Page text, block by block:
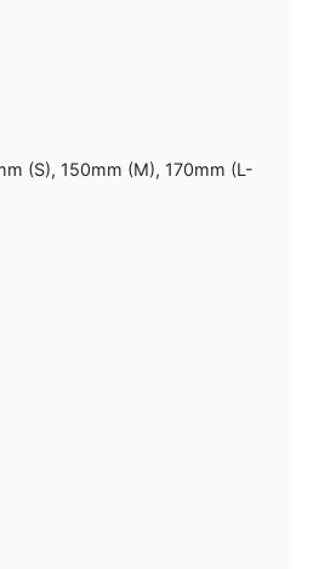
(S), 150mm (M), 170mm (L-